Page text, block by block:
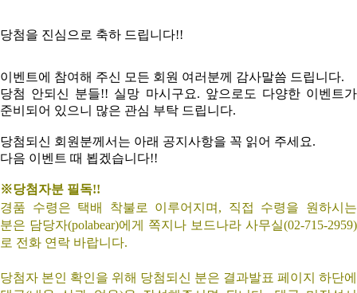
당첨을 진심으로 축하 드립니다!!
이벤트에 참여해 주신 모든 회원 여러분께 감사말씀 드립니다.
당첨 안되신 분들!! 실망 마시구요. 앞으로도 다양한 이벤트가
준비되어 있으니 많은 관심 부탁 드립니다.
당첨되신 회원분께서는 아래 공지사항을 꼭 읽어 주세요.
다음 이벤트 때 뵙겠습니다!!
※당첨자분 필독!!
경품 수령은 택배 착불로 이루어지며, 직접 수령을 원하시는
분은 담당자(polabear)에게 쪽지나 보드나라 사무실(02-715-2959)
로 전화 연락 바랍니다.
당첨자 본인 확인을 위해 당첨되신 분은 결과발표 페이지 하단에